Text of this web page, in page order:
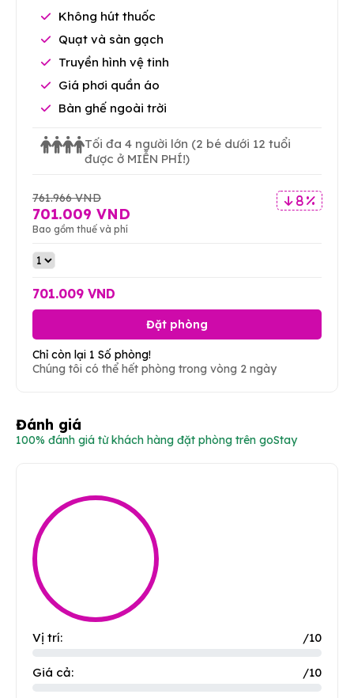
Không hút thuốc
Quạt và sàn gạch
Truyền hình vệ tinh
Giá phơi quần áo
Bàn ghế ngoài trời
Tối đa 4 người lớn (2 bé dưới 12 tuổi
được ở MIỄN PHÍ!)
8 %
761.966 VND
701.009 VND
Bao gồm thuế và phí
701.009 VND
Đặt phòng
Chỉ còn lại 1 Số phòng!
Chúng tôi có thể hết phòng trong vòng 2 ngày
Đánh giá
100% đánh giá từ khách hàng đặt phòng trên goStay
Vị trí: /10
Giá cả: /10